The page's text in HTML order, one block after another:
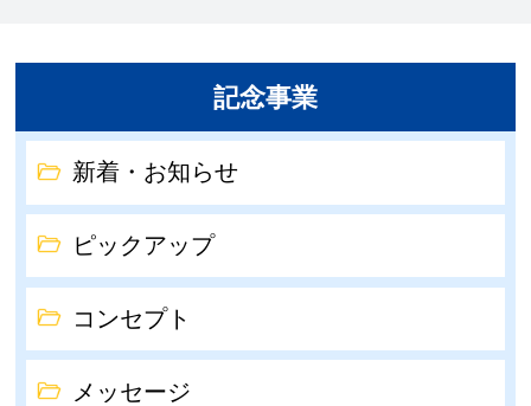
記念事業
新着・お知らせ
ピックアップ
コンセプト
メッセージ